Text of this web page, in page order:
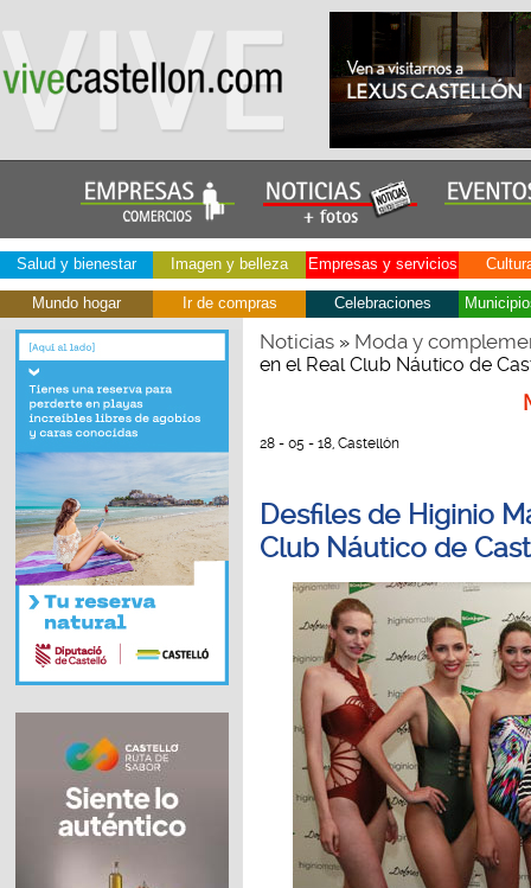
Salud y bienestar Imagen y belleza Empresas y servicios
Mundo hogar Ir de compras Celebraciones
Noticias» Moda y
en el Real Club Náutico de
28 - 05 - 18, Castellón
Desfiles de Higinio
Club Náutico de